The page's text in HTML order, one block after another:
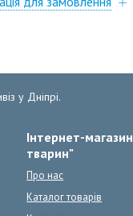
у Дніпрі.
Інтернет-
тварин"
Про нас
Каталог товарів